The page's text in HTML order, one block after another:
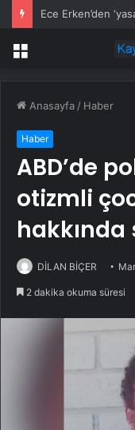
Menü
Anasayfa / Haber
Haber
ABD’de
otizmli
DİLAN BİÇER
2 dakika okuma süresi